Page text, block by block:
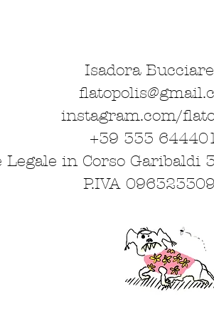
Isadora
instagram.com/
+39 333
Legale in Corso Garibaldi
P.IVA